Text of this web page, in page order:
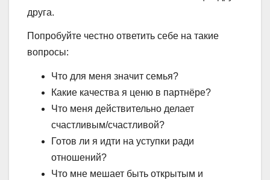
друга.
Попробуйте честно ответить себе на такие
вопросы:
Что для меня значит семья?
Какие качества я ценю в партнёре?
Что меня действительно делает
счастливым/счастливой?
Готов ли я идти на уступки ради
отношений?
Что мне мешает быть открытым и